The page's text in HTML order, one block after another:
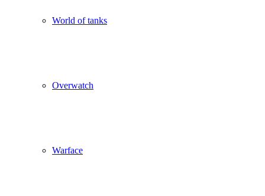
World of tanks
Overwatch
Warface